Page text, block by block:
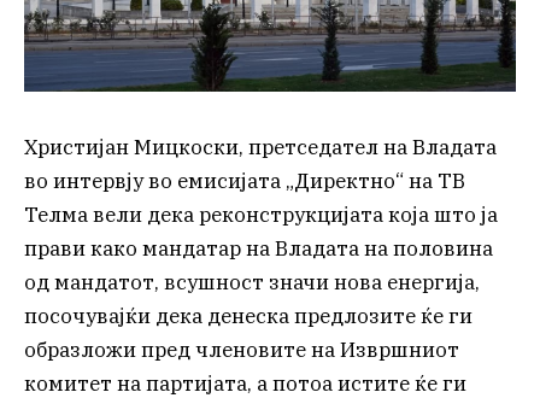
Христијан Мицкоски, претседател на Владата
во интервју во емисијата „Директно“ на ТВ
Телма вели дека реконструкцијата која што ја
прави како мандатар на Владата на половина
од мандатот, всушност значи нова енергија,
посочувајќи дека денеска предлозите ќе ги
образложи пред членовите на Извршниот
комитет на партијата, а потоа истите ќе ги